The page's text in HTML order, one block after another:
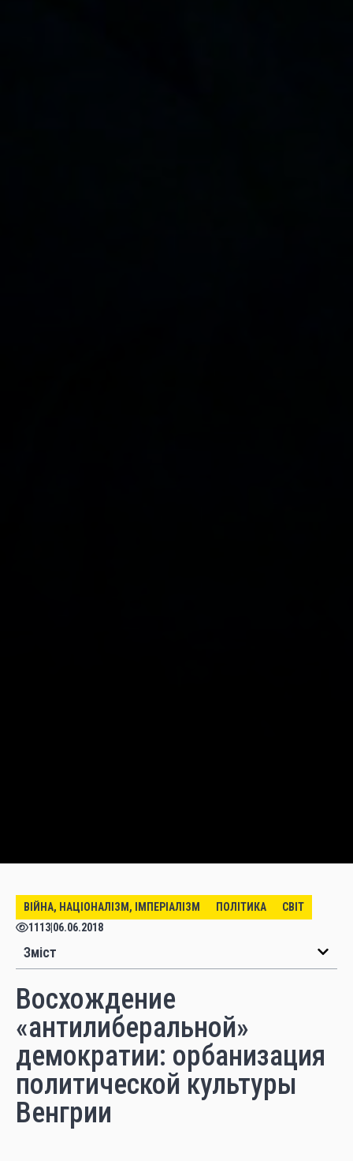
ВІЙНА, НАЦІОНАЛІЗМ, ІМПЕРІАЛІЗМ ПОЛІТИКА
СВІТ
1113 06.06.2018
Зміст
Восхождение
«антилиберальной»
демократии: орбанизация
политической культуры
Венгрии